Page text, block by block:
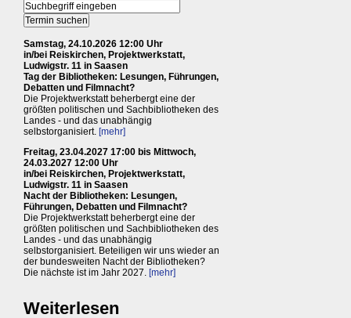
Samstag, 24.10.2026 12:00 Uhr
in/bei Reiskirchen, Projektwerkstatt,
Ludwigstr. 11 in Saasen
Tag der Bibliotheken: Lesungen, Führungen,
Debatten und Filmnacht?
Die Projektwerkstatt beherbergt eine der
größten politischen und Sachbibliotheken des
Landes - und das unabhängig
selbstorganisiert. [mehr]
Freitag, 23.04.2027 17:00 bis Mittwoch,
24.03.2027 12:00 Uhr
in/bei Reiskirchen, Projektwerkstatt,
Ludwigstr. 11 in Saasen
Nacht der Bibliotheken: Lesungen,
Führungen, Debatten und Filmnacht?
Die Projektwerkstatt beherbergt eine der
größten politischen und Sachbibliotheken des
Landes - und das unabhängig
selbstorganisiert. Beteiligen wir uns wieder an
der bundesweiten Nacht der Bibliotheken?
Die nächste ist im Jahr 2027. [mehr]
Weiterlesen